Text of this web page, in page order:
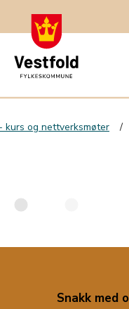
kurs og nettverksmøter
Snakk med